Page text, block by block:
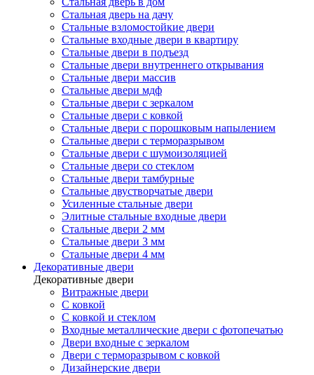
Стальная дверь на дачу
Стальные взломостойкие двери
Стальные входные двери в квартиру
Стальные двери в подъезд
Стальные двери внутреннего открывания
Стальные двери массив
Стальные двери мдф
Стальные двери с зеркалом
Стальные двери с ковкой
Стальные двери с порошковым напылением
Стальные двери с терморазрывом
Стальные двери с шумоизоляцией
Стальные двери со стеклом
Стальные двери тамбурные
Стальные двустворчатые двери
Усиленные стальные двери
Элитные стальные входные двери
Стальные двери 2 мм
Стальные двери 3 мм
Стальные двери 4 мм
Декоративные двери
Декоративные двери
Витражные двери
С ковкой
С ковкой и стеклом
Входные металлические двери с фотопечатью
Двери входные с зеркалом
Двери с терморазрывом с ковкой
Дизайнерские двери